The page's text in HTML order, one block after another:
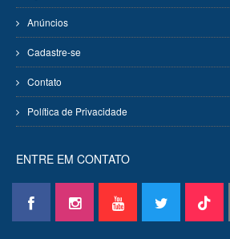
Anúncios
Cadastre-se
Contato
Política de Privacidade
ENTRE EM CONTATO